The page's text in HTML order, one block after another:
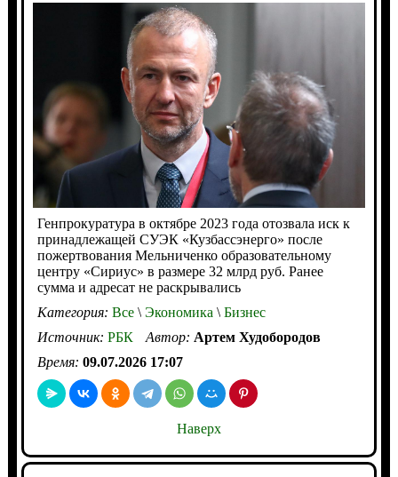
Генпрокуратура в октябре 2023 года отозвала иск к
принадлежащей СУЭК «Кузбассэнерго» после
пожертвования Мельниченко образовательному
центру «Сириус» в размере 32 млрд руб. Ранее
сумма и адресат не раскрывались
Категория: Все\Экономика \Бизнес
Источник: РБК Автор: Артем Худобородов
Время: 09.07.2026 17:07
Наверх